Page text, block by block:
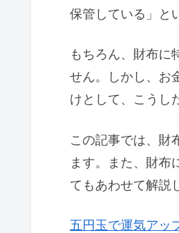
保管している」と
もちろん、財布に
せん。しかし、お
けとして、こうし
この記事では、財
ます。また、財布
てもあわせて解説
五円玉で運気アッ